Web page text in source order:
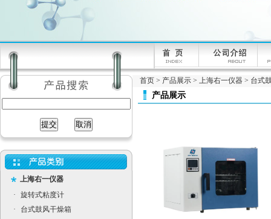
上海右一仪器
·
旋转式粘度计
·
台式鼓风干燥箱
首页 > 产品展示 > 上海右一仪器 > 台式
产品展示